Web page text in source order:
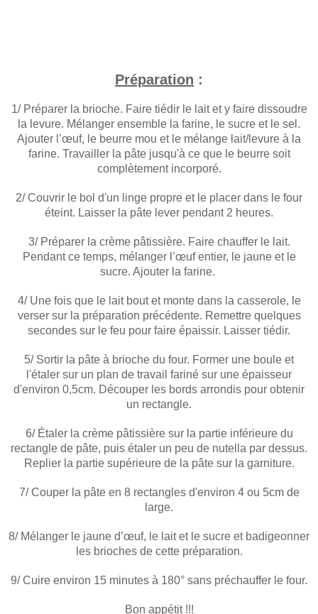
Préparation :
1/ Préparer la brioche. Faire tiédir le lait et y faire dissoudre
la levure. Mélanger ensemble la farine, le sucre et le sel.
Ajouter l’œuf, le beurre mou et le mélange lait/levure à la
farine. Travailler la pâte jusqu'à ce que le beurre soit
complètement incorporé.
2/ Couvrir le bol d'un linge propre et le placer dans le four
éteint. Laisser la pâte lever pendant 2 heures.
3/ Préparer la crème pâtissière. Faire chauffer le lait.
Pendant ce temps, mélanger l’œuf entier, le jaune et le
sucre. Ajouter la farine.
4/ Une fois que le lait bout et monte dans la casserole, le
verser sur la préparation précédente. Remettre quelques
secondes sur le feu pour faire épaissir. Laisser tiédir.
5/ Sortir la pâte à brioche du four. Former une boule et
l'étaler sur un plan de travail fariné sur une épaisseur
d'environ 0,5cm. Découper les bords arrondis pour obtenir
un rectangle.
6/ Étaler la crème pâtissière sur la partie inférieure du
rectangle de pâte, puis étaler un peu de nutella par dessus.
Replier la partie supérieure de la pâte sur la garniture.
7/ Couper la pâte en 8 rectangles d'environ 4 ou 5cm de
large.
8/ Mélanger le jaune d’œuf, le lait et le sucre et badigeonner
les brioches de cette préparation.
9/ Cuire environ 15 minutes à 180° sans préchauffer le four.
Bon appétit !!!